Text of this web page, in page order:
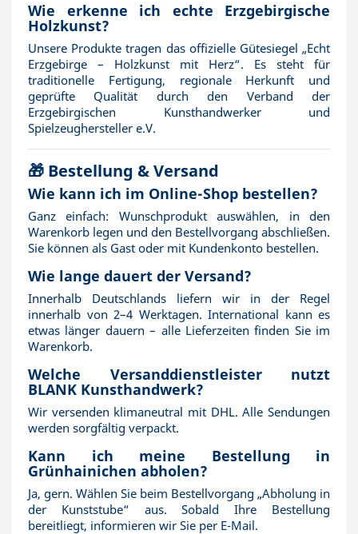
Wie erkenne ich echte Erzgebirgische
Holzkunst?
Unsere Produkte tragen das offizielle Gütesiegel „Echt
Erzgebirge – Holzkunst mit Herz“. Es steht für
traditionelle Fertigung, regionale Herkunft und
geprüfte Qualität durch den Verband der
Erzgebirgischen Kunsthandwerker und
Spielzeughersteller e.V.
🎁 Bestellung & Versand
Wie kann ich im Online-Shop bestellen?
Ganz einfach: Wunschprodukt auswählen, in den
Warenkorb legen und den Bestellvorgang abschließen.
Sie können als Gast oder mit Kundenkonto bestellen.
Wie lange dauert der Versand?
Innerhalb Deutschlands liefern wir in der Regel
innerhalb von 2–4 Werktagen. International kann es
etwas länger dauern – alle Lieferzeiten finden Sie im
Warenkorb.
Welche Versanddienstleister nutzt
BLANK Kunsthandwerk?
Wir versenden klimaneutral mit DHL. Alle Sendungen
werden sorgfältig verpackt.
Kann ich meine Bestellung in
Grünhainichen abholen?
Ja, gern. Wählen Sie beim Bestellvorgang „Abholung in
der Kunststube“ aus. Sobald Ihre Bestellung
bereitliegt, informieren wir Sie per E-Mail.